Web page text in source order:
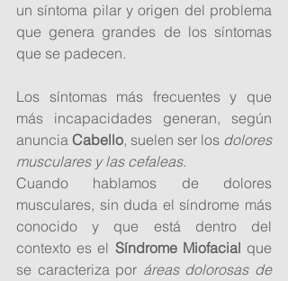
un síntoma pilar y origen del problema
que genera grandes de los síntomas
que se padecen.
Los síntomas más frecuentes y que
más incapacidades generan, según
anuncia Cabello, suelen ser los dolores
musculares y las cefaleas.
Cuando hablamos de dolores
musculares, sin duda el síndrome más
conocido y que está dentro del
contexto es el Síndrome Miofacial que
se caracteriza por áreas dolorosas de